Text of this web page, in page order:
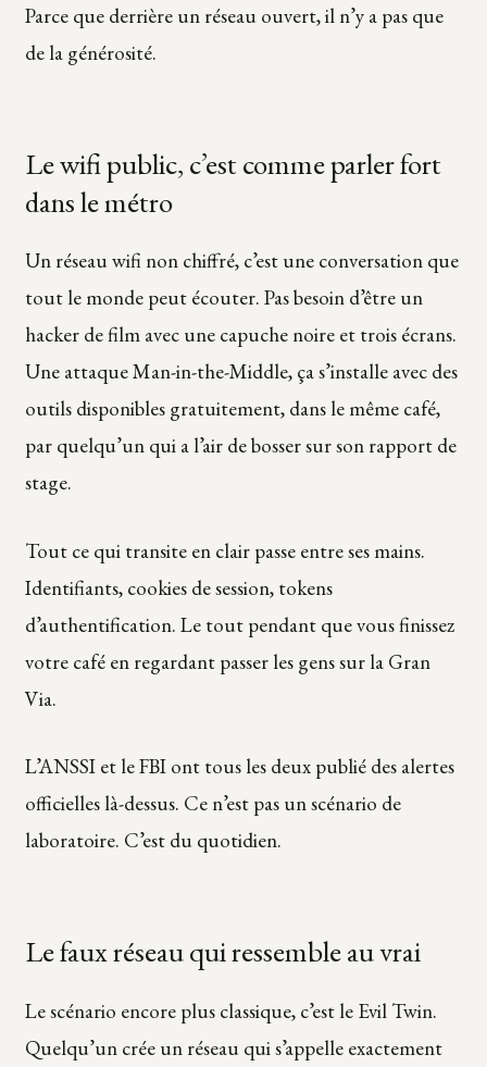
Parce que derrière un réseau ouvert, il n’y a pas que
de la générosité.
Le wifi public, c’est comme parler fort
dans le métro
Un réseau wifi non chiffré, c’est une conversation que
tout le monde peut écouter. Pas besoin d’être un
hacker de film avec une capuche noire et trois écrans.
Une attaque Man-in-the-Middle, ça s’installe avec des
outils disponibles gratuitement, dans le même café,
par quelqu’un qui a l’air de bosser sur son rapport de
stage.
Tout ce qui transite en clair passe entre ses mains.
Identifiants, cookies de session, tokens
d’authentification. Le tout pendant que vous finissez
votre café en regardant passer les gens sur la Gran
Via.
L’ANSSI et le FBI ont tous les deux publié des alertes
officielles là-dessus. Ce n’est pas un scénario de
laboratoire. C’est du quotidien.
Le faux réseau qui ressemble au vrai
Le scénario encore plus classique, c’est le Evil Twin.
Quelqu’un crée un réseau qui s’appelle exactement